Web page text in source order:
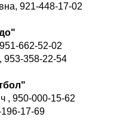
921-448-17-02
662-52-02
953-358-22-54
, 950-000-15-62
17-69